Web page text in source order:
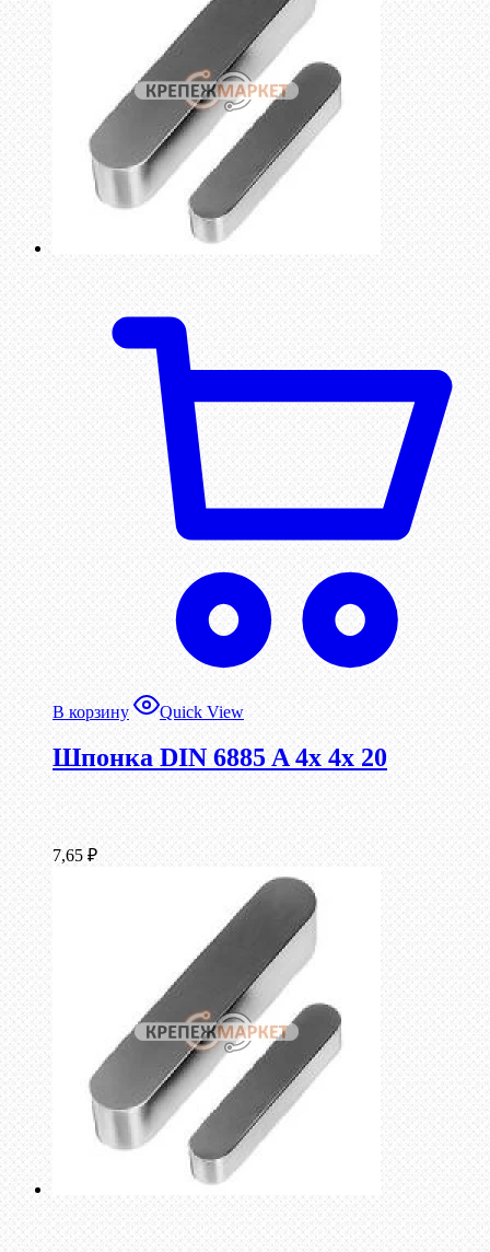
В корзину Quick View
Шпонка DIN 6885 A 4x 4x 20
7,65 ₽